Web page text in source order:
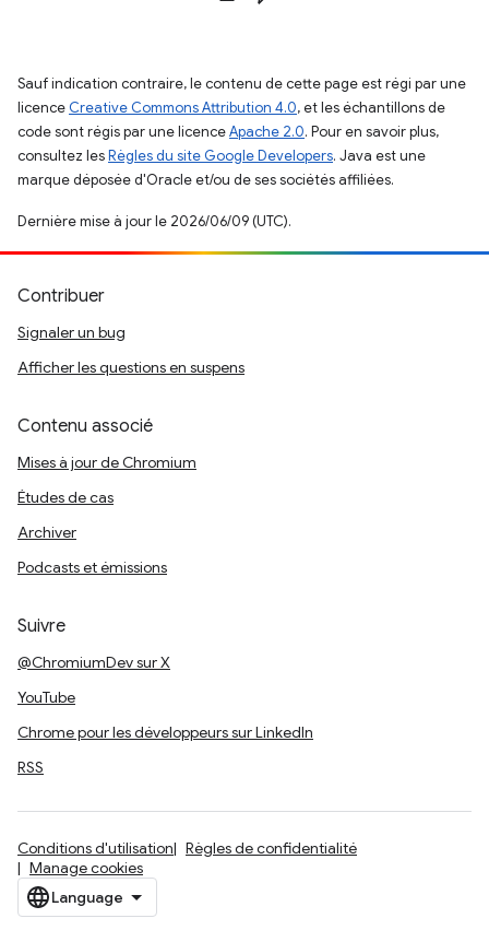
Sauf indication contraire, le contenu de cette page est régi par une
licence Creative Commons Attribution 4.0, et les échantillons de
code sont régis par une licenceApache 2.0. Pour en savoir plus,
consultez lesRègles du site Google Developers. Java est une
marque déposée d'Oracle et/ou de ses sociétés affiliées.
Dernière mise à jour le 2026/06/09 (UTC).
Contribuer
Signaler un bug
Afficher les questions en suspens
Contenu associé
Mises à jour de Chromium
Études de cas
Archiver
Podcasts et émissions
Suivre
@ChromiumDev sur X
YouTube
Chrome pour les développeurs sur LinkedIn
RSS
Conditions d'utilisation
Règles de confidentialité
Manage cookies